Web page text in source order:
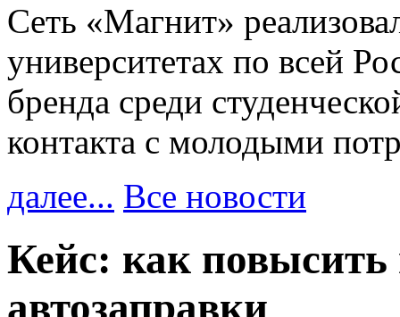
Сеть «Магнит»
университетах по всей
бренда среди
контакта с молодыми
далее... Все новости
Кейс: как повысить
автозаправки